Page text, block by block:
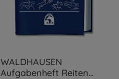
WALDHAUSEN
Aufgabenheft Reiten